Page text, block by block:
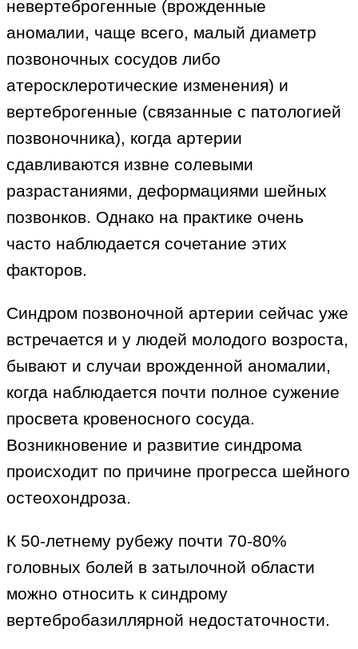
невертеброгенные (врожденные
аномалии, чаще всего, малый диаметр
позвоночных сосудов либо
атеросклеротические изменения) и
вертеброгенные (связанные с патологией
позвоночника), когда артерии
сдавливаются извне солевыми
разрастаниями, деформациями шейных
позвонков. Однако на практике очень
часто наблюдается сочетание этих
факторов.
Синдром позвоночной артерии сейчас уже
встречается и у людей молодого возроста,
бывают и случаи врожденной аномалии,
когда наблюдается почти полное сужение
просвета кровеносного сосуда.
Возникновение и развитие синдрома
происходит по причине прогресса шейного
остеохондроза.
К 50-летнему рубежу почти 70-80%
головных болей в затылочной области
можно относить к синдрому
вертебробазиллярной недостаточности.